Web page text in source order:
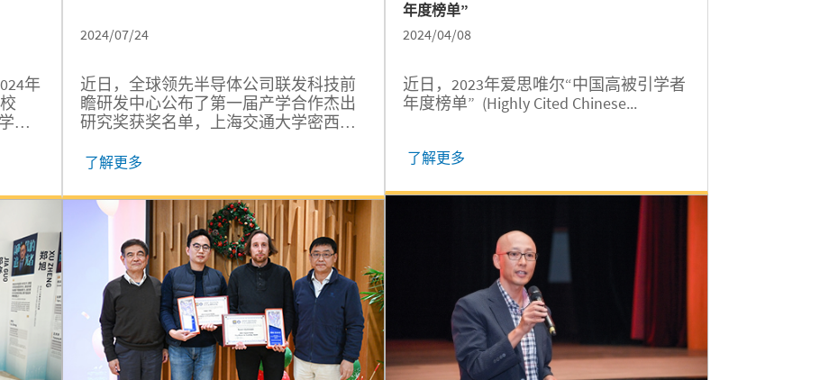
年
院
通
中
”
郑刚
人
2024/07/24
近日，全球领先半导体公司联发科技前
瞻研发中心公布了第一届产学合作杰出
研究奖获奖名单，上海交通大学密西根
化关键技术研究项目，从全球超过六十
奖佳作奖。 通信感知一体化被视为未来
6G网络的关键技术，是学术界和工业界
近年来的关注焦点。通信感知一体化技
术可为无人机、车辆等设备同时提供通
信和雷达感知功能，是低空经济、自动
驾驶等产业的关键使能技术。 背景介绍
唐爱民博士现任上海交通大学密西根学
院的助理研究员。他曾获得2018年度上
海交通大学优秀博士学位论文奖，以及
IEEE...
了解更多
年度榜单”
2024/04/08
近日，2023年爱思唯尔“中国高被引学者
年度榜单” (Highly Cited Chinese...
了解更多